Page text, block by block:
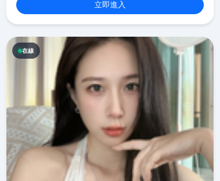
立即進入
在線